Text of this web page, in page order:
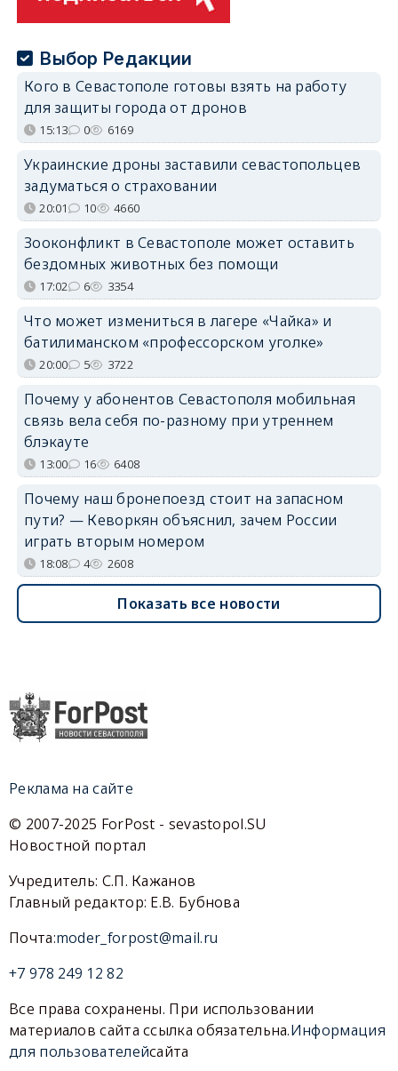
Выбор Редакции
Кого в Севастополе готовы взять на работу
для защиты города от дронов
15:13 0 6169
Украинские дроны заставили севастопольцев
задуматься о страховании
20:01 10 4660
Зооконфликт в Севастополе может оставить
бездомных животных без помощи
17:02 6 3354
Что может измениться в лагере «Чайка» и
батилиманском «профессорском уголке»
20:00 5 3722
Почему у абонентов Севастополя мобильная
связь вела себя по-разному при утреннем
блэкауте
13:00 16 6408
Почему наш бронепоезд стоит на запасном
пути? — Кеворкян объяснил, зачем России
играть вторым номером
18:08 4 2608
Показать все новости
Реклама на сайте
© 2007-2025 ForPost - sevastopol.SU
Новостной портал
Учредитель: С.П. Кажанов
Главный редактор: Е.В. Бубнова
Почта:moder_forpost@mail.ru
+7 978 249 12 82
Все права сохранены. При использовании
материалов сайта ссылка обязательна.Информация
для пользователейсайта